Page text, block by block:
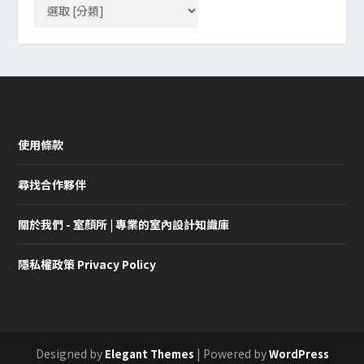
使用條款
尋找合作夥伴
關於我們 - 室顏所 | 專業的室內設計知識庫
隱私權政策 Privacy Policy
Designed by Elegant Themes | Powered byWordPress